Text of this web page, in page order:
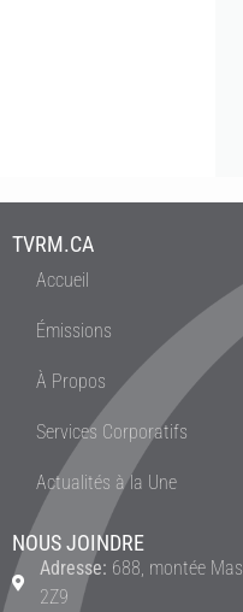
TVRM.CA
Accueil
Émissions
À Propos
Services Corporatifs
Actualités à la Une
NOUS JOINDRE
Adresse: 688, montée
2Z9